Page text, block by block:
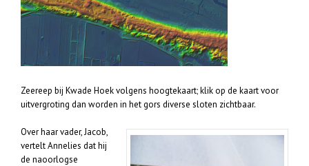
Zeereep bij Kwade Hoek volgens hoogtekaart; klik op de kaart voor
uitvergroting dan worden in het gors diverse sloten zichtbaar.
Over haar vader, Jacob,
vertelt Annelies dat hij
de naoorlogse